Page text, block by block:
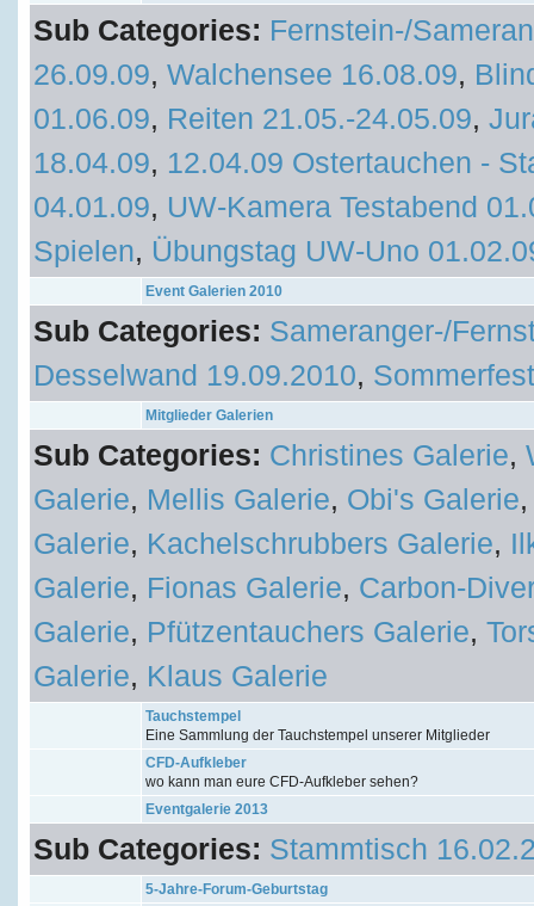
Sub Categories: Fernstein-/
26.09.09, Walchensee 16.08.09,
01.06.09, Reiten 21.05.-24.05.09,
18.04.09, 12.04.09 Ostertauchen -
04.01.09, UW-Kamera Testabend
Spielen, Übungstag UW-Uno
Event Galerien 2010
Sub Categories: Sameranger-/
Desselwand 19.09.2010,
Mitglieder Galerien
Sub Categories: Christines Galerie,
Galerie, Mellis Galerie, Obi's Galerie
Galerie, Kachelschrubbers Galerie,
Galerie, Fionas Galerie, Carbon-
Galerie, Pfützentauchers Galerie,
Galerie, Klaus Galerie
Tauchstempel
Eine Sammlung der Tauchstempel unserer Mitglieder
CFD-Aufkleber
wo kann man eure CFD-Aufkleber sehen?
Eventgalerie 2013
Sub Categories: Stammtisch
5-Jahre-Forum-Geburtstag